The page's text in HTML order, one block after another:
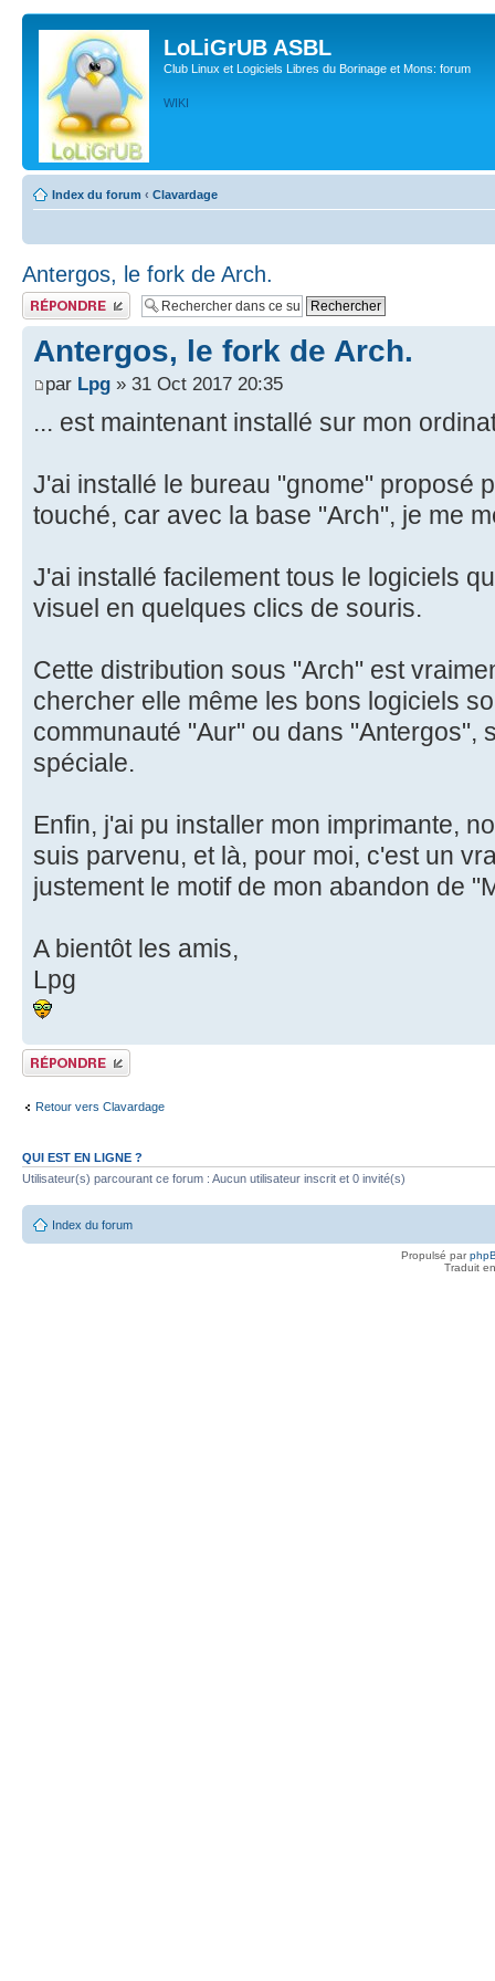
LoLiGrUB ASBL
Club Linux et Logiciels Libres du Borinage et Mons: forum
WIKI
Index du forum ‹ Clavardage
Antergos, le fork de Arch.
Publier une réponse
Antergos, le fork de Arch.
par Lpg » 31 Oct 2017 20:35
... est maintenant installé sur mon
J'ai installé le bureau "gnome" proposé
touché, car avec la base "Arch", je me
J'ai installé facilement tous le logiciels
visuel en quelques clics de souris.
Cette distribution sous "Arch" est
chercher elle même les bons logiciels
communauté "Aur" ou dans "Antergos",
spéciale.
Enfin, j'ai pu installer mon imprimante,
suis parvenu, et là, pour moi, c'est un
justement le motif de mon abandon de
A bientôt les amis,
Lpg
Publier une réponse
Retour vers Clavardage
QUI EST EN LIGNE ?
Utilisateur(s) parcourant ce forum : Aucun utilisateur inscrit et 0 invité(s)
Index du forum
Propulsé par
Traduit